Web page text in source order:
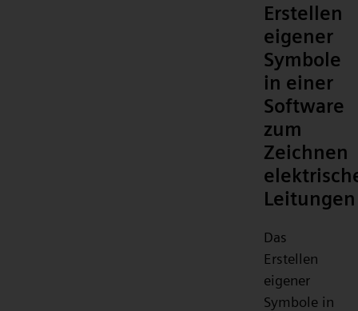
Erstellen
eigener
Symbole
in einer
Software
zum
Zeichnen
Leitungen
Das
Erstellen
eigener
Symbole in